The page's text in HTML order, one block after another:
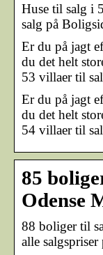
Huse til salg i
salg på
Er du på jagt
du det helt
53 villaer til
Er du på jagt
du det helt
54 villaer til
85
Odense
88 boliger til
alle